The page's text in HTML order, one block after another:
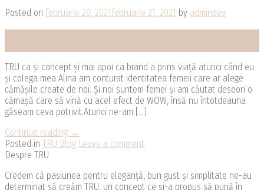
Posted on februarie 20, 2021 februarie 21, 2021 by admindev
TRU ca și concept și mai apoi ca brand a prins viață atunci când eu
și colega mea Alina am conturat identitatea femeii care ar alege
cămășile create de noi. Și noi suntem femei și am căutat deseori o
cămașă care să vină cu acel efect de WOW, însă nu întotdeauna
găseam ceva potrivit.Atunci ne-am […]
Continue reading →
Posted in TRU Blog Leave a comment
Despre TRU
Credem că pasiunea pentru eleganță, bun gust și simplitate ne-au
determinat să creăm TRU, un concept ce și-a propus să pună în